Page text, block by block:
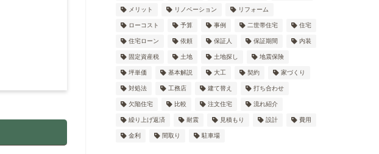
メリット リノベーション リフォーム
ローコスト 予算 事例 二世帯住宅 住宅
住宅ローン 依頼 保証人 保証期間 内装
固定資産税 土地 土地探し 地震保険
坪単価 基本解説 大工 契約 家づくり
対処法 工務店 建て替え 打ち合わせ
欠陥住宅 比較 注文住宅 流れ紹介
繰り上げ返済 耐震 見積もり 設計 費用
金利 間取り 駐車場